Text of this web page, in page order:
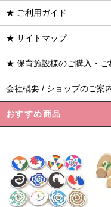
★ ご利用ガイド
★ サイトマップ
★ 保育施設様のご購入・ご
会社概要 / ショップのご案
おすすめ商品